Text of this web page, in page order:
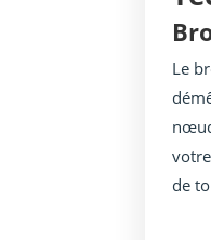
Le
de